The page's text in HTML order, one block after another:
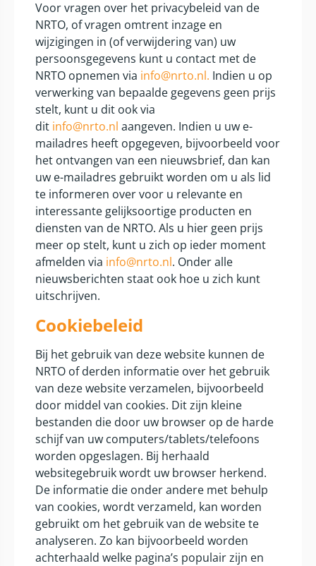
Voor vragen over het privacybeleid van de
NRTO, of vragen omtrent inzage en
wijzigingen in (of verwijdering van) uw
persoonsgegevens kunt u contact met de
NRTO opnemen via info@nrto.nl. Indien u op
verwerking van bepaalde gegevens geen prijs
stelt, kunt u dit ook via
dit info@nrto.nl aangeven. Indien u uw e-
mailadres heeft opgegeven, bijvoorbeeld voor
het ontvangen van een nieuwsbrief, dan kan
uw e-mailadres gebruikt worden om u als lid
te informeren over voor u relevante en
interessante gelijksoortige producten en
diensten van de NRTO. Als u hier geen prijs
meer op stelt, kunt u zich op ieder moment
afmelden via info@nrto.nl. Onder alle
nieuwsberichten staat ook hoe u zich kunt
uitschrijven.
Cookiebeleid
Bij het gebruik van deze website kunnen de
NRTO of derden informatie over het gebruik
van deze website verzamelen, bijvoorbeeld
door middel van cookies. Dit zijn kleine
bestanden die door uw browser op de harde
schijf van uw computers/tablets/telefoons
worden opgeslagen. Bij herhaald
websitegebruik wordt uw browser herkend.
De informatie die onder andere met behulp
van cookies, wordt verzameld, kan worden
gebruikt om het gebruik van de website te
analyseren. Zo kan bijvoorbeeld worden
achterhaald welke pagina’s populair zijn en